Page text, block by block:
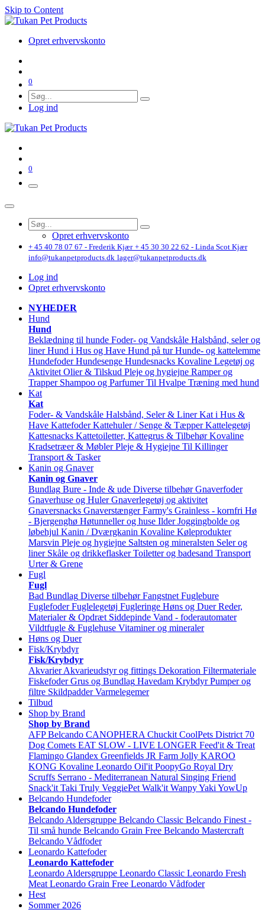
Skip to Content
Opret erhvervskonto
0
Log ind
0
Opret erhvervskonto
+ 45 40 78 07 67 - Frederik Kjær + 45 30 30 22 62 - Linda Scot Kjær
info@tukanpetproducts.dk lager@tukanpetproducts.dk
Log ind
Opret erhvervskonto
NYHEDER
Hund
Hund
Beklædning til hunde Foder- og Vandskåle Halsbånd, seler og
liner Hund i Hus og Have Hund på tur Hunde- og kattelemme
Hundefoder Hundesenge Hundesnacks Kovaline Legetøj og
Aktivitet Olier & Tilskud Pleje og hygiejne Ramper og
Trapper Shampoo og Parfumer Til Hvalpe Træning med hund
Kat
Kat
Foder- & Vandskåle Halsbånd, Seler & Liner Kat i Hus &
Have Kattefoder Kattehuler / Senge & Tæpper Kattelegetøj
Kattesnacks Kattetoiletter, Kattegrus & Tilbehør Kovaline
Kradsetræer & Møbler Pleje & Hygiejne Til Killinger
Transport & Tasker
Kanin og Gnaver
Kanin og Gnaver
Bundlag Bure - Inde & ude Diverse tilbehør Gnaverfoder
Gnaverhuse og Huler Gnaverlegetøj og aktivitet
Gnaversnacks Gnaverstænger Farmy's Grainless - kornfri Hø
- Bjergenghø Høtunneller og huse Ilder Joggingbolde og
løbehjul Kanin / Dværgkanin Kovaline Køleprodukter
Marsvin Pleje og hygiejne Saltsten og mineralsten Seler og
liner Skåle og drikkeflasker Toiletter og badesand Transport
Urter & Grene
Fugl
Fugl
Bad Bundlag Diverse tilbehør Fangstnet Fuglebure
Fuglefoder Fuglelegetøj Fugleringe Høns og Duer Reder,
Materialer & Opdræt Siddepinde Vand - foderautomater
Vildtfugle & Fuglehuse Vitaminer og mineraler
Høns og Duer
Fisk/Krybdyr
Fisk/Krybdyr
Akvarier Akvarieudstyr og fittings Dekoration Filtermateriale
Fiskefoder Grus og Bundlag Havedam Krybdyr Pumper og
filtre Skildpadder Varmelegemer
Tilbud
Shop by Brand
Shop by Brand
AFP Belcando CANOPHERA Chuckit CoolPets District 70
Dog Comets EAT SLOW - LIVE LONGER Feed'it & Treat
Flamingo Glandex Greenfields JR Farm Jolly KAROO
KONG Kovaline Leonardo Oil'it PoopyGo Royal Dry
Scruffs Serrano - Mediterranean Natural Singing Friend
Snack'it Taki Truly VeggiePet Walk'it WanpyYaki YowUp
Belcando Hundefoder
Belcando Hundefoder
Belcando Aldersgruppe Belcando Classic Belcando Finest -
Til små hunde Belcando Grain Free Belcando Mastercraft
Belcando Vådfoder
Leonardo Kattefoder
Leonardo Kattefoder
Leonardo Aldersgruppe Leonardo Classic Leonardo Fresh
Meat Leonardo Grain Free Leonardo Vådfoder
Hest
Sommer 2026